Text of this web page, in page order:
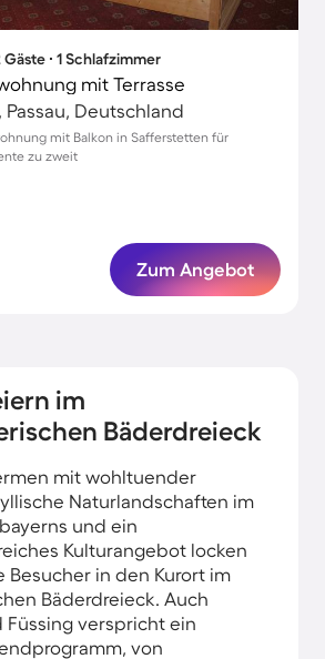
∙ 1 Schlafzimmer
mit Terrasse
Passau, Deutschland
mit Balkon in Safferstetten für
zu zweit
Zum Angebot
im
Bäderdreieck
mit wohltuender
Naturlandschaften im
und ein
Kulturangebot locken
Besucher in den Kurort im
Bäderdreieck. Auch
Füssing verspricht ein
von